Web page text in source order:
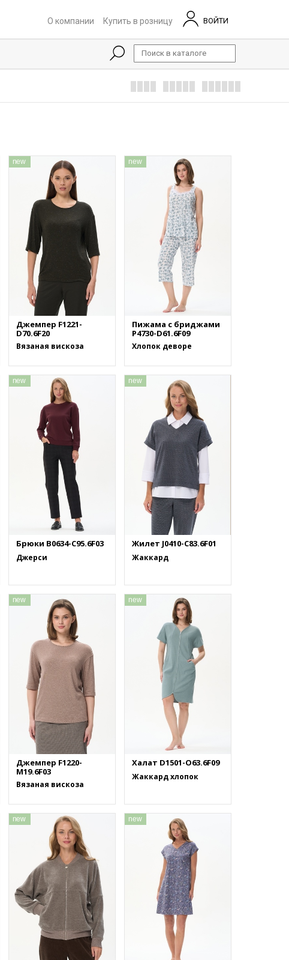
О компании Купить в розницу ВОЙТИ
new
Джемпер F1221-
D70.6F20
Вязаная вискоза
new
Пижама с бриджами
P4730-D61.6F09
Хлопок деворе
new
Брюки B0634-C95.6F03
Джерси
new
Жилет J0410-C83.6F01
Жаккард
new
Джемпер F1220-
M19.6F03
Вязаная вискоза
new
Халат D1501-O63.6F09
Жаккард хлопок
new new